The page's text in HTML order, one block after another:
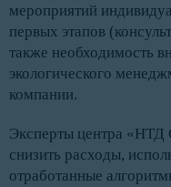
мероприятий
первых этапов
также необходимость
экологического
компании.
Эксперты центра «НТД
снизить расходы,
отработанные